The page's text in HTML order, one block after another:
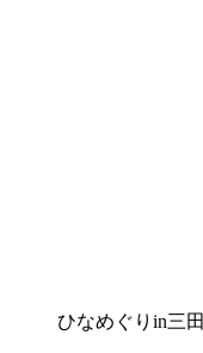
ひなめぐりin三田